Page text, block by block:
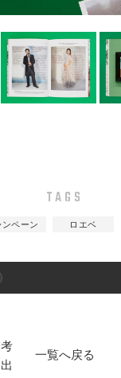
TAGS
ンペーン ロエベ
一覧へ戻る